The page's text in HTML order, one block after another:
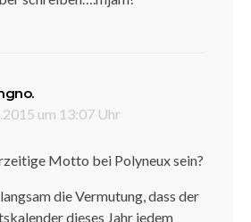
um 13:07 Uhr
Motto bei Polyneux sein?
die Vermutung, dass der
dieses Jahr jedem